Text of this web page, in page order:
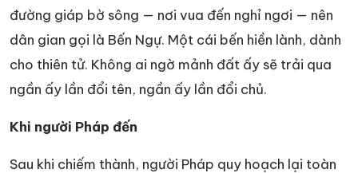
đường giáp bờ sông — nơi vua đến nghỉ ngơi — nên
dân gian gọi là Bến Ngự. Một cái bến hiền lành, dành
cho thiên tử. Không ai ngờ mảnh đất ấy sẽ trải qua
ngần ấy lần đổi tên, ngần ấy lần đổi chủ.
Khi người Pháp đến
Sau khi chiếm thành, người Pháp quy hoạch lại toàn